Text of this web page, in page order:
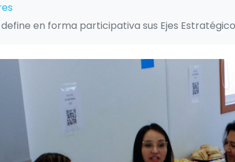
define en forma participativa sus Ejes